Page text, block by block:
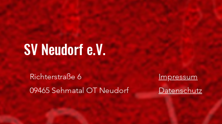
SV Neudorf e.V.
Richterstraße 6
09465 Sehmatal OT Neudorf
Impressum
Datenschutz